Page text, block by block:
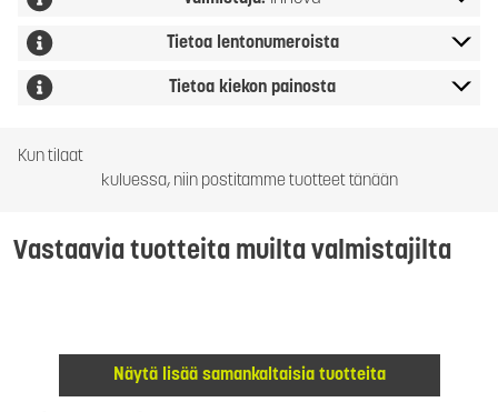
Tietoa lentonumeroista
Tietoa kiekon painosta
Kun tilaat
kuluessa, niin postitamme tuotteet tänään
Vastaavia tuotteita muilta valmistajilta
Näytä lisää samankaltaisia tuotteita